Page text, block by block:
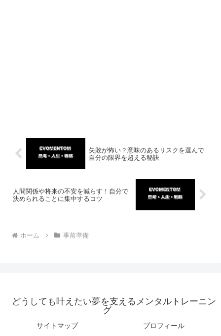
失敗が怖い？意味のあるリスクを選んで
自分の限界を超える秘訣
人間関係や将来の不安を減らす！自分で
決められることに集中するコツ
ホーム 事前準備
どうしても叶えたい夢を支えるメンタルトレーニン
グ
サイトマップ プロフィール